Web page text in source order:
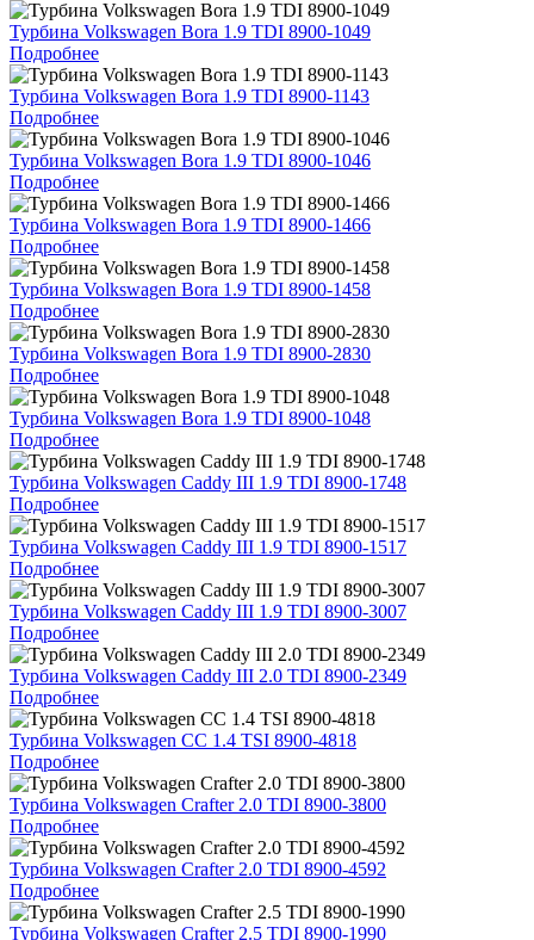
Турбина Volkswagen Bora 1.9 TDI 8900-1049
Подробнее
Турбина Volkswagen Bora 1.9 TDI 8900-1143
Подробнее
Турбина Volkswagen Bora 1.9 TDI 8900-1046
Подробнее
Турбина Volkswagen Bora 1.9 TDI 8900-1466
Подробнее
Турбина Volkswagen Bora 1.9 TDI 8900-1458
Подробнее
Турбина Volkswagen Bora 1.9 TDI 8900-2830
Подробнее
Турбина Volkswagen Bora 1.9 TDI 8900-1048
Подробнее
Турбина Volkswagen Caddy III 1.9 TDI 8900-1748
Подробнее
Турбина Volkswagen Caddy III 1.9 TDI 8900-1517
Подробнее
Турбина Volkswagen Caddy III 1.9 TDI 8900-3007
Подробнее
Турбина Volkswagen Caddy III 2.0 TDI 8900-2349
Подробнее
Турбина Volkswagen CC 1.4 TSI 8900-4818
Подробнее
Турбина Volkswagen Crafter 2.0 TDI 8900-3800
Подробнее
Турбина Volkswagen Crafter 2.0 TDI 8900-4592
Подробнее
Турбина Volkswagen Crafter 2.5 TDI 8900-1990